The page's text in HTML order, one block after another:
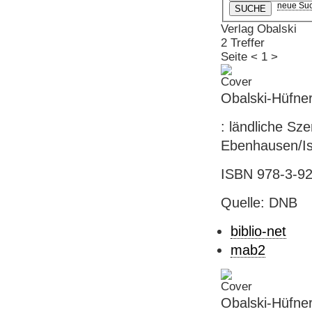
neue
Verlag Obalski
2 Treffer
Seite < 1 >
Obalski-
: ländliche
Ebenhausen/
ISBN 978-3-
Quelle: DNB
biblio-net
mab2
Obalski-